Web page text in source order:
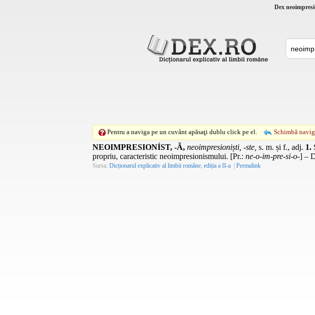
Dex
Pentru a naviga pe un cuvânt apăsaţi dublu click pe el. Schimbă
NEOIMPRESIONÍST, -Ă, neoimpresioniști, -ste, s. m. și f., adj. 1.
propriu, caracteristic neoimpresionismului. [Pr.: ne-o-im-pre-si-o-] –
Sursa: Dicționarul explicativ al limbii române, ediția a II-a | Permalink